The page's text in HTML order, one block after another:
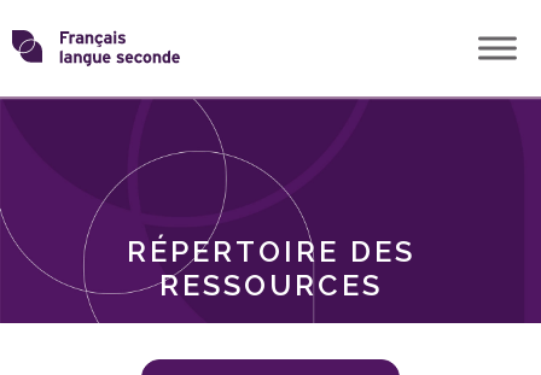
Skip
toTransformons
langue
RÉPERTOIRE DES
RESSOURCES
THÈMES